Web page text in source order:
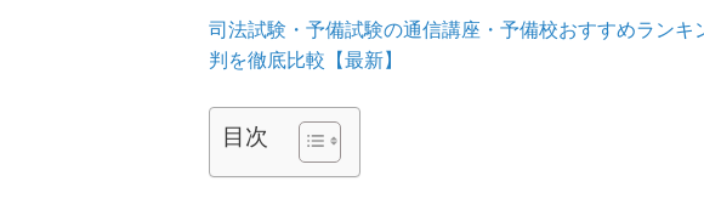
司法試験・予備試験の通信講座・予備校おすすめラン
判を徹底比較【最新】
目次